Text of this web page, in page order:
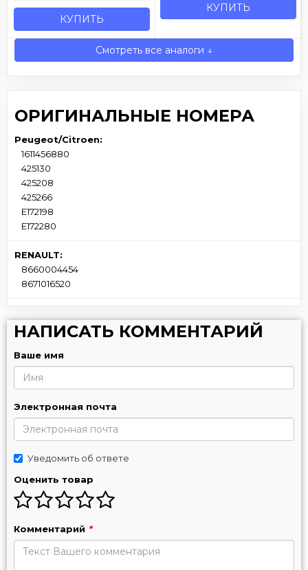
КУПИТЬ
КУПИТЬ
Смотреть все аналоги ↓
ОРИГИНАЛЬНЫЕ НОМЕРА
Peugeot/Citroen:
1611456880
425130
425208
425266
E172198
E172280
RENAULT:
8660004454
8671016520
НАПИСАТЬ КОММЕНТАРИЙ
Ваше имя
Электронная почта
Уведомить об ответе
Оценить товар
Комментарий *